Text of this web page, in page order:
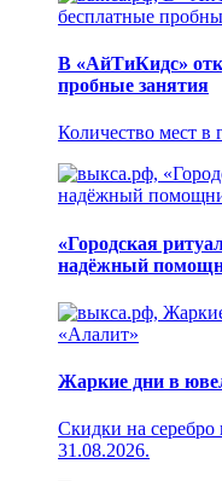
В «АйТиКидс»
пробные занятия
Количество мест в
«Городская
надёжный
Жаркие дни в
Скидки на серебро
31.08.2026.